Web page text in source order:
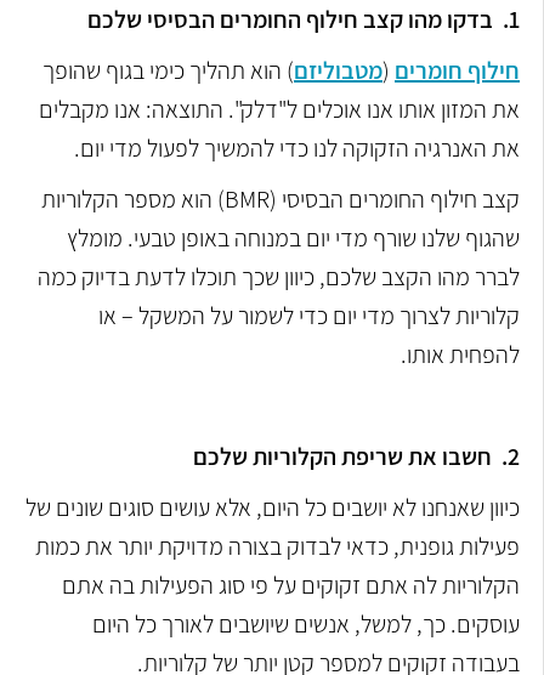
1. בדקו מהו קצב חילוף החומרים הבסיסי שלכם
חילוף חומרים (מטבוליזם) הוא תהליך כימי בגוף שהופך
את המזון אותו אנו אוכלים ל"דלק". התוצאה: אנו מקבלים
את האנרגיה הזקוקה לנו כדי להמשיך לפעול מדי יום.
קצב חילוף החומרים הבסיסי (BMR) הוא מספר הקלוריות
שהגוף שלנו שורף מדי יום במנוחה באופן טבעי. מומלץ
לברר מהו הקצב שלכם, כיוון שכך תוכלו לדעת בדיוק כמה
קלוריות לצרוך מדי יום כדי לשמור על המשקל – או
להפחית אותו.
2. חשבו את שריפת הקלוריות שלכם
כיוון שאנחנו לא יושבים כל היום, אלא עושים סוגים שונים של
פעילות גופנית, כדאי לבדוק בצורה מדויקת יותר את כמות
הקלוריות לה אתם זקוקים על פי סוג הפעילות בה אתם
עוסקים. כך, למשל, אנשים שיושבים לאורך כל היום
בעבודה זקוקים למספר קטן יותר של קלוריות.